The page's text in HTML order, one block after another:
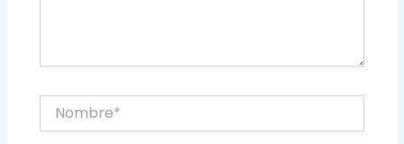
Nombre*